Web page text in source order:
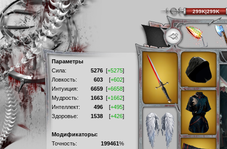
Параметры
Сила:
5276 [+5275]
Ловкость:
603 [+602]
Интуиция:
6659 [+6658]
Мудрость:
1663 [+1662]
Интеллект:
496 [+495]
Здоровье:
1538 [+426]
Модификаторы:
Точность:
199461%
299K|299K